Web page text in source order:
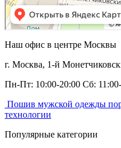
Наш офис в центре Москвы
г. Москва, 1-й
Пн-Пт: 10:00-20:00 Сб:
Пошив мужской одежды
технологии
Популярные категории